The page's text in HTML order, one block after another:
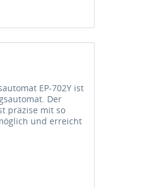
EP-702Y ist
Der
präzise mit so
und erreicht